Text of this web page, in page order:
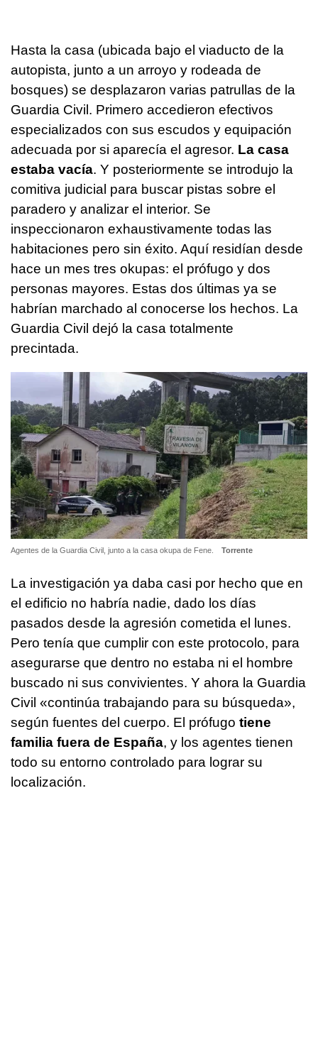
Hasta la casa (ubicada bajo el viaducto de la
autopista, junto a un arroyo y rodeada de
bosques) se desplazaron varias patrullas de la
Guardia Civil. Primero accedieron efectivos
especializados con sus escudos y equipación
adecuada por si aparecía el agresor. La casa
estaba vacía. Y posteriormente se introdujo la
comitiva judicial para buscar pistas sobre el
paradero y analizar el interior. Se
inspeccionaron exhaustivamente todas las
habitaciones pero sin éxito. Aquí residían desde
hace un mes tres okupas: el prófugo y dos
personas mayores. Estas dos últimas ya se
habrían marchado al conocerse los hechos. La
Guardia Civil dejó la casa totalmente
precintada.
Agentes de la Guardia Civil, junto a la casa okupa de Fene. Torrente
La investigación ya daba casi por hecho que en
el edificio no habría nadie, dado los días
pasados desde la agresión cometida el lunes.
Pero tenía que cumplir con este protocolo, para
asegurarse que dentro no estaba ni el hombre
buscado ni sus convivientes. Y ahora la Guardia
Civil «continúa trabajando para su búsqueda»,
según fuentes del cuerpo. El prófugo tiene
familia fuera de España, y los agentes tienen
todo su entorno controlado para lograr su
localización.